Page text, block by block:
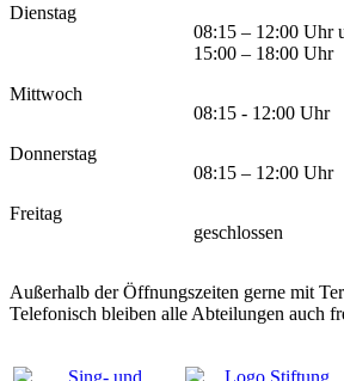
Dienstag
08:15 – 12:00 Uhr
15:00 – 18:00 Uhr
Mittwoch
08:15 - 12:00 Uhr
Donnerstag
08:15 – 12:00 Uhr
Freitag
geschlossen
Außerhalb der Öffnungszeiten gerne mit
Telefonisch bleiben alle Abteilungen auch